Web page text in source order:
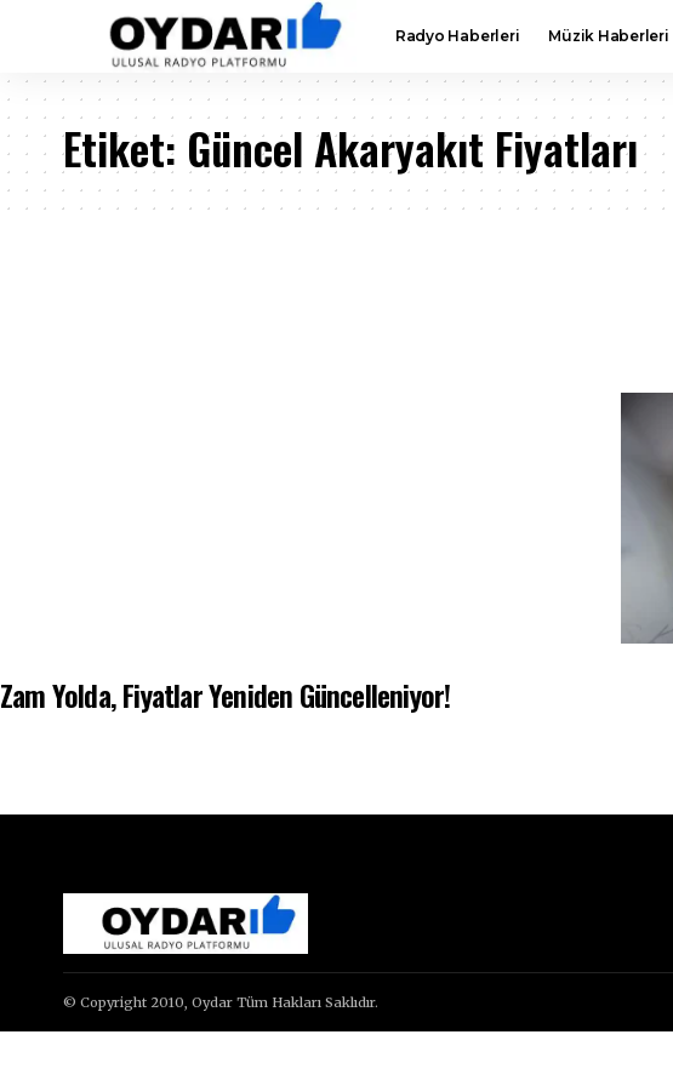
Radyo Haberleri Müzik Haberleri
Etiket: Güncel Akaryakıt Fiyatları
Yolda, Fiyatlar Yeniden Güncelleniyor!
© Copyright 2010, Oydar Tüm Hakları Saklıdır.